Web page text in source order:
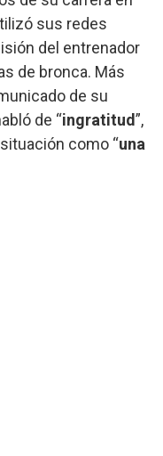
sus redes
del entrenador
de bronca. Más
de su
de “ingratitud”,
como “una